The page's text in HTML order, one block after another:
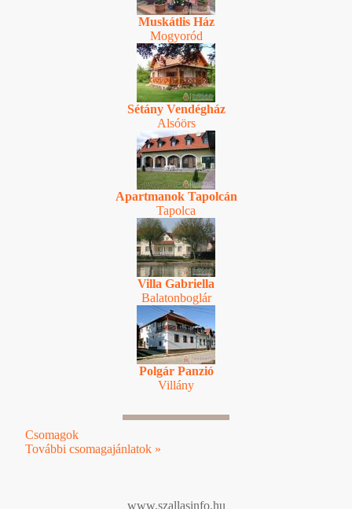
Muskátlis Ház
Mogyoród
Sétány Vendégház
Alsóörs
Apartmanok Tapolcán
Tapolca
Villa Gabriella
Balatonboglár
Polgár Panzió
Villány
Csomagok
További csomagajánlatok »
www.szallasinfo.hu